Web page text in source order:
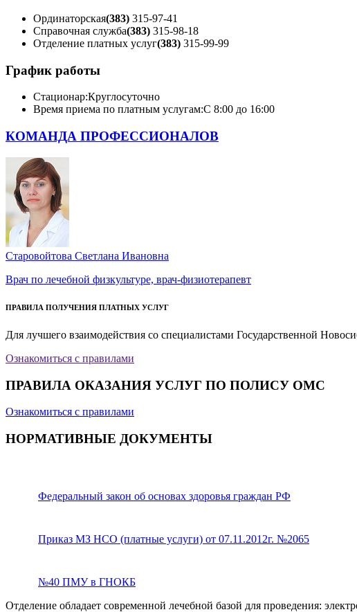
Ординаторская(383) 315-97-41
Справочная служба(383) 315-98-18
Отделение платных услуг(383) 315-99-99
График работы
Стационар:Круглосуточно
Время приема по платным услугам:С 8:00 до 16:00
КОМАНДА ПРОФЕССИОНАЛОВ
Старовойтова Светлана Ивановна
Врач по лечебной физкультуре, врач-физиотерапевт
ПРАВИЛА ПОЛУЧЕНИЯ ПЛАТНЫХ УСЛУГ
Для лучшего взаимодействия со специалистами Государственной
Ознакомиться с правилами
ПРАВИЛА ОКАЗАНИЯ УСЛУГ ПО ПОЛИСУ ОМС
Ознакомиться с правилами
НОРМАТИВНЫЕ ДОКУМЕНТЫ
Федеральный закон об основах здоровья граждан РФ
Приказ МЗ НСО (платные услуги) от 07.11.2012г. №2065
№40 ПМУ в ГНОКБ
Отделение обладает современной лечебной базой для проведения: